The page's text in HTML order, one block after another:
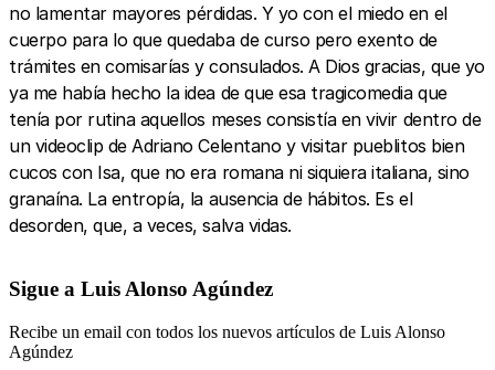
no lamentar mayores pérdidas. Y yo con el miedo en el
cuerpo para lo que quedaba de curso pero exento de
trámites en comisarías y consulados. A Dios gracias, que yo
ya me había hecho la idea de que esa tragicomedia que
tenía por rutina aquellos meses consistía en vivir dentro de
un videoclip de Adriano Celentano y visitar pueblitos bien
cucos con Isa, que no era romana ni siquiera italiana, sino
granaína. La entropía, la ausencia de hábitos. Es el
desorden, que, a veces, salva vidas.
Sigue a Luis Alonso Agúndez
Recibe un email con todos los nuevos artículos de Luis Alonso
Agúndez